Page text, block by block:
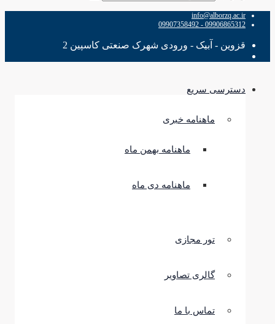
info@alborzq.ac.ir
09906865312 - 09907358492
قزوین - آبیک - ورودی شهرک صنعتی کاسپین 2
دسترسی سریع
ماهنامه خبری
ماهنامه بهمن ماه
ماهنامه دی ماه
تور مجازی
گالری تصاویر
تماس با ما